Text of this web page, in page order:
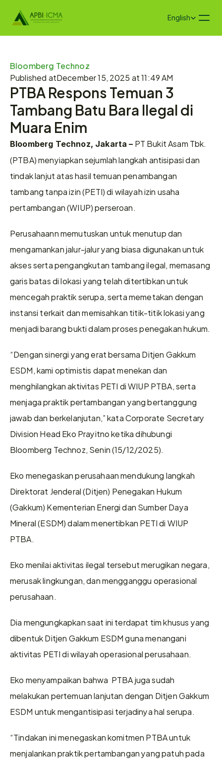
Select Language
English
Bloomberg Technoz
Published atDecember 15, 2025 at 11:49 AM
PTBA Respons Temuan 3
Tambang Batu Bara Ilegal di
Muara Enim
Bloomberg Technoz, Jakarta – PT Bukit Asam Tbk.
(PTBA) menyiapkan sejumlah langkah antisipasi dan
tindak lanjut atas hasil temuan penambangan
tambang tanpa izin (PETI) di wilayah izin usaha
pertambangan (WIUP) perseroan.
Perusahaann memutuskan untuk menutup dan
mengamankan jalur-jalur yang biasa digunakan untuk
akses serta pengangkutan tambang ilegal, memasang
garis batas di lokasi yang telah ditertibkan untuk
mencegah praktik serupa, serta memetakan dengan
instansi terkait dan memisahkan titik-titik lokasi yang
menjadi barang bukti dalam proses penegakan hukum.
“Dengan sinergi yang erat bersama Ditjen Gakkum
ESDM, kami optimistis dapat menekan dan
menghilangkan aktivitas PETI di WIUP PTBA, serta
menjaga praktik pertambangan yang bertanggung
jawab dan berkelanjutan,” kata Corporate Secretary
Division Head Eko Prayitno ketika dihubungi
Bloomberg Technoz, Senin (15/12/2025).
Eko menegaskan perusahaan mendukung langkah
Direktorat Jenderal (Ditjen) Penegakan Hukum
(Gakkum) Kementerian Energi dan Sumber Daya
Mineral (ESDM) dalam menertibkan PETI di WIUP
PTBA.
Eko menilai aktivitas ilegal tersebut merugikan negara,
merusak lingkungan, dan mengganggu operasional
perusahaan.
Dia mengungkapkan saat ini terdapat tim khusus yang
dibentuk Ditjen Gakkum ESDM guna menangani
aktivitas PETI di wilayah operasional perusahaan.
Eko menyampaikan bahwa  PTBA juga sudah
melakukan pertemuan lanjutan dengan Ditjen Gakkum
ESDM untuk mengantisipasi terjadinya hal serupa.
“Tindakan ini menegaskan komitmen PTBA untuk
menjalankan praktik pertambangan yang patuh pada